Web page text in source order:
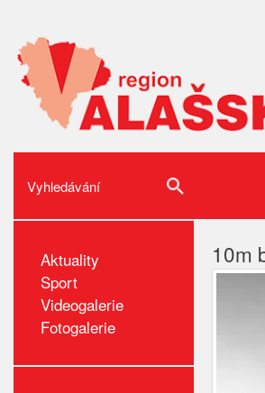
Aktuality
Sport
Videogalerie
Fotogalerie
10m